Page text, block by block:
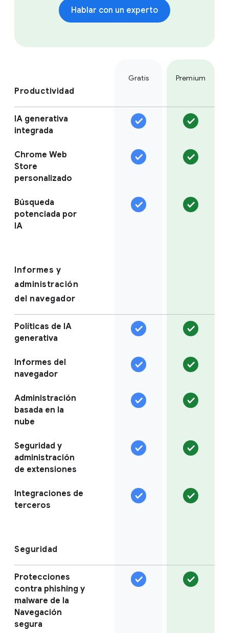
Hablar con un experto
Gratis Premium
Productividad
IA generativa
integrada
Chrome Web
Store
personalizado
Búsqueda
potenciada por
IA
Informes y
administración
del navegador
Políticas de IA
generativa
Informes del
navegador
Administración
basada en la
nube
Seguridad y
administración
de extensiones
Integraciones de
terceros
Seguridad
Protecciones
contra phishing y
malware de la
Navegación
segura